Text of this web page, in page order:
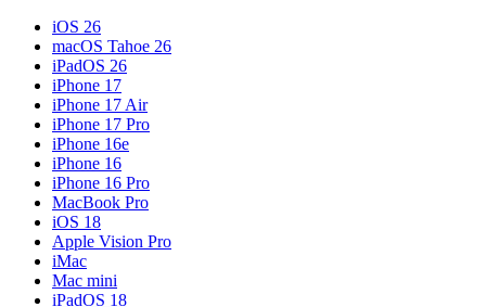
iOS 26
macOS Tahoe 26
iPadOS 26
iPhone 17
iPhone 17 Air
iPhone 17 Pro
iPhone 16e
iPhone 16
iPhone 16 Pro
MacBook Pro
iOS 18
Apple Vision Pro
iMac
Mac mini
iPadOS 18